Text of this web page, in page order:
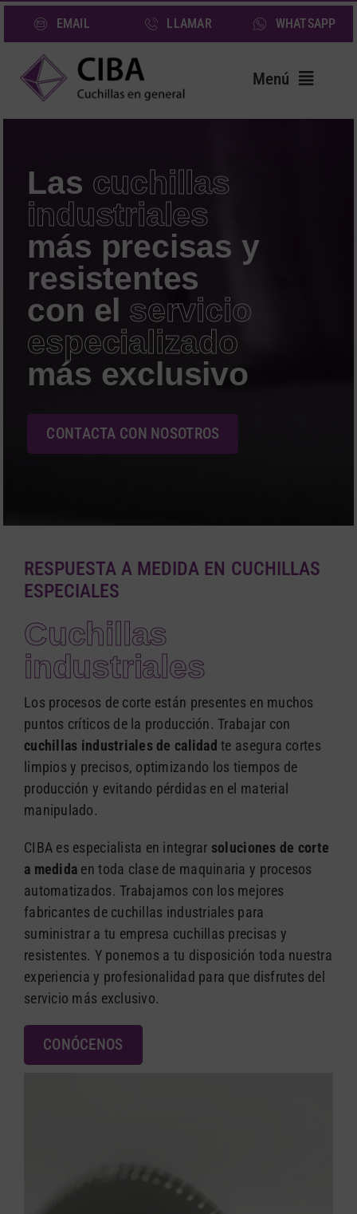
Saltar
contenido
EMAIL LLAMAR WHATSAPP
Menú
Servicios
Sectores
Quiénes somos
Noticias
Contacto
English
Las cuchillas
industriales
más precisas y
resistentes
con el servicio
especializado
más exclusivo
CONTACTA CON NOSOTROS
RESPUESTA A MEDIDA EN CUCHILLAS
ESPECIALES
Cuchillas
industriales
Los procesos de corte están presentes en muchos
puntos críticos de la producción. Trabajar con
cuchillas industriales de calidad te asegura cortes
limpios y precisos, optimizando los tiempos de
producción y evitando pérdidas en el material
manipulado.
CIBA es especialista en integrar soluciones de corte
a medida en toda clase de maquinaria y procesos
automatizados. Trabajamos con los mejores
fabricantes de cuchillas industriales para
suministrar a tu empresa cuchillas precisas y
resistentes. Y ponemos a tu disposición toda nuestra
experiencia y profesionalidad para que disfrutes del
servicio más exclusivo.
CONÓCENOS